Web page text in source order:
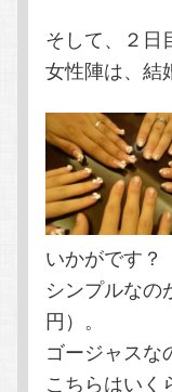
そして、２日
女性陣は、結
いかがです？
シンプルなの
円）。
ゴージャスな
こちらはいく